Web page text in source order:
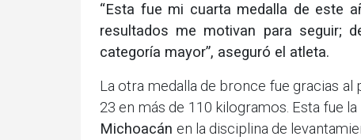
“Esta fue mi cuarta medalla de este
resultados me motivan para seguir;
categoría mayor”, aseguró el atleta.
La otra medalla de bronce fue gracias al
23 en más de 110 kilogramos. Esta fue
Michoacán en la disciplina de